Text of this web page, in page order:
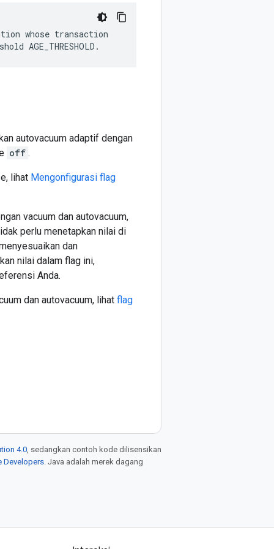
whose transaction
autovacuum adaptif dengan
off .
lihat Mengonfigurasi flag
vacuum dan autovacuum,
perlu menetapkan nilai di
dan
nilai dalam flag ini,
Anda.
dan autovacuum, lihat flag
4.0, sedangkan contoh kode dilisensikan
Developers. Java adalah merek dagang